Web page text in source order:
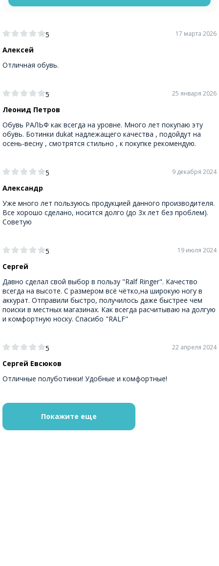
5
Алексей
17 марта 2026
Отличная обувь.
5
Леонид Петров
25 января 2026
Обувь РАЛЬФ как всегда на уровне. Много лет покупаю эту
обувь. Ботинки dukat надлежащего качества , подойдут на
осень-весну , смотрятся стильно , к покупке рекомендую.
5
Александр
9 декабря 2024
Уже много лет пользуюсь продукцией данного производителя.
Все хорошо сделано, носится долго (до 3х лет без проблем).
Советую
5
Сергей
19 июля 2024
Давно сделал свой выбор в пользу "Ralf Ringer". Качество
всегда на высоте. С размером всё чётко,на широкую ногу в
аккурат. Отправили быстро, получилось даже быстрее чем
поиски в местных магазинах. Как всегда расчитываю на долгую
и комфортную носку. Спасибо "RALF"
5
Сергей Евсюков
22 апреля 2024
Отличные полуботинки! Удобные и комфортные!
Покажите еще